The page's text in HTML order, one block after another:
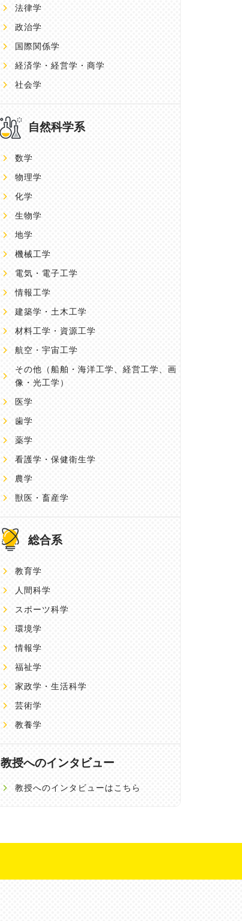
法律学
政治学
国際関係学
経済学・経営学・商学
社会学
自然科学系
数学
物理学
化学
生物学
地学
機械工学
電気・電子工学
情報工学
建築学・土木工学
材料工学・資源工学
航空・宇宙工学
その他 （船舶・海洋工学、経営工学、画
像・光工学）
医学
歯学
薬学
看護学・保健衛生学
農学
獣医・畜産学
総合系
教育学
人間科学
スポーツ科学
環境学
情報学
福祉学
家政学・生活科学
芸術学
教養学
教授へのインタビュー
教授へのインタビューはこちら